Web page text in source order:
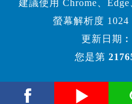
建議使用 Chrome、
螢幕解析度
更新日期︰
您是第